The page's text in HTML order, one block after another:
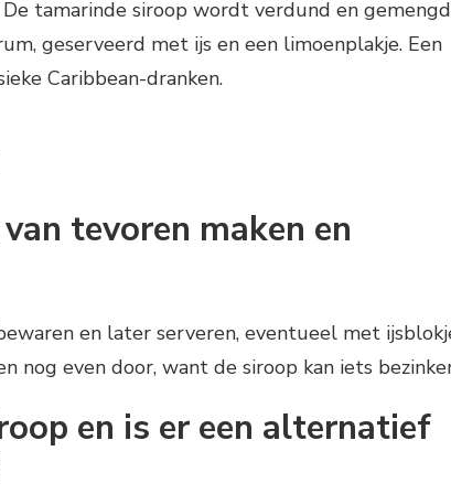
De tamarinde siroop wordt verdund en gemengd
geserveerd met ijs en een limoenplakje. Een
Caribbean-dranken.
tevoren maken en
en later serveren, eventueel met
nog even door, want de siroop kan iets
en is er een alternatief